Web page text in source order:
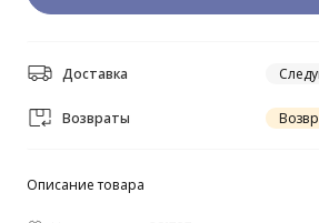
Доставка
Возвраты
Описание товара